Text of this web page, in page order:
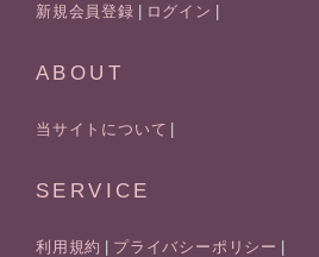
新規会員登録 ログイン
ABOUT
当サイトについて
SERVICE
利用規約 プライバシーポリシー